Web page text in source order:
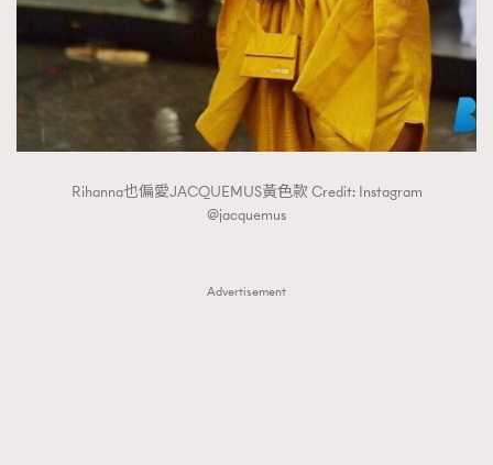
Rihanna也偏愛JACQUEMUS黃色款 Credit: Instagram
@jacquemus
Advertisement